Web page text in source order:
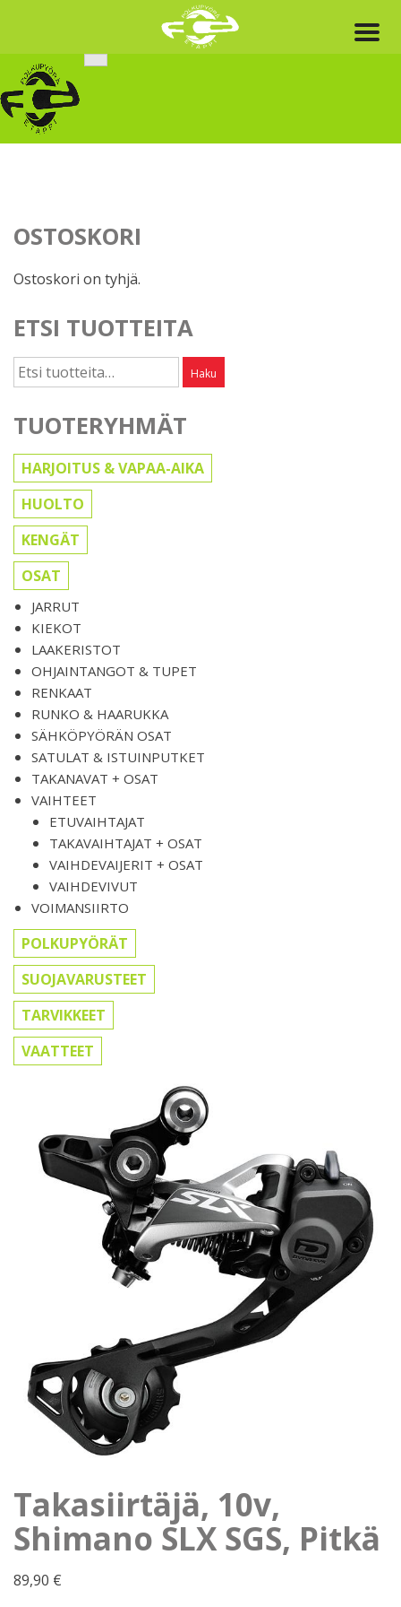
content
OSTOSKORI
Ostoskori on tyhjä.
ETSI TUOTTEITA
Etsi: Haku
TUOTERYHMÄT
HARJOITUS & VAPAA-AIKA
HUOLTO
KENGÄT
OSAT
JARRUT
KIEKOT
LAAKERISTOT
OHJAINTANGOT & TUPET
RENKAAT
RUNKO & HAARUKKA
SÄHKÖPYÖRÄN OSAT
SATULAT & ISTUINPUTKET
TAKANAVAT + OSAT
VAIHTEET
ETUVAIHTAJAT
TAKAVAIHTAJAT + OSAT
VAIHDEVAIJERIT + OSAT
VAIHDEVIVUT
VOIMANSIIRTO
POLKUPYÖRÄT
SUOJAVARUSTEET
TARVIKKEET
VAATTEET
Takasiirtäjä, 10v,
Shimano SLX SGS, Pitkä
89,90 €